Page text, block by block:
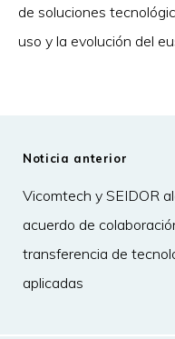
de soluciones
uso y la evolución del
Noticia anterior
Vicomtech y SEIDOR
acuerdo de
transferencia de
aplicadas